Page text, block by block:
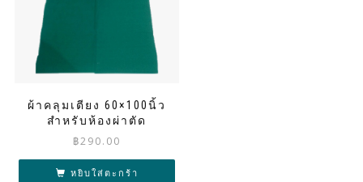
ผ้าคลุมเตียง 60×100นิ้ว
สำหรับห้องผ่าตัด
฿290.00
หยิบใส่ตะกร้า